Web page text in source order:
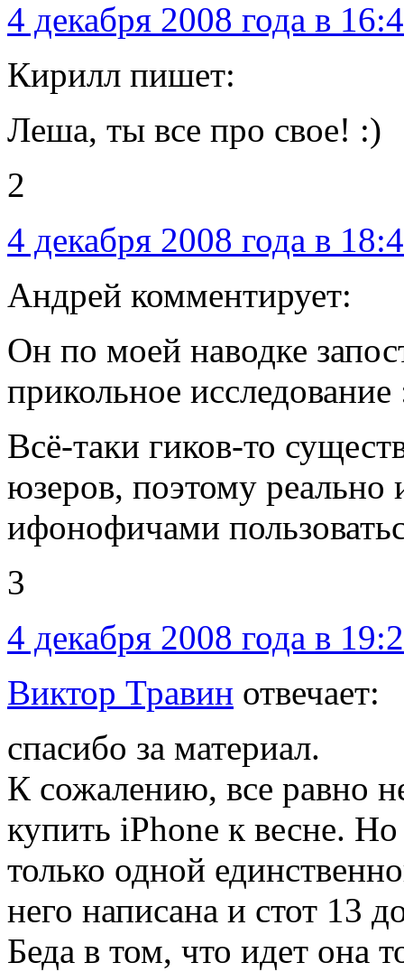
4 декабря 2008 года в
Кирилл пишет:
Леша, ты все про свое! :)
2
4 декабря 2008 года в
Андрей комментирует:
Он по моей наводке
прикольное исследование
Всё-таки гиков-то
юзеров, поэтому реально
ифонофичами
3
4 декабря 2008 года в
Виктор Травин отвечает:
спасибо за материал.
К сожалению, все равно
купить iPhone к весне.
только одной
него написана и стот 13
Беда в том, что идет она